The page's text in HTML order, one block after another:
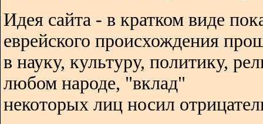
Идея сайта - в кратком виде
еврейского происхождения
в науку, культуру, политику,
любом народе, "вклад"
некоторых лиц носил